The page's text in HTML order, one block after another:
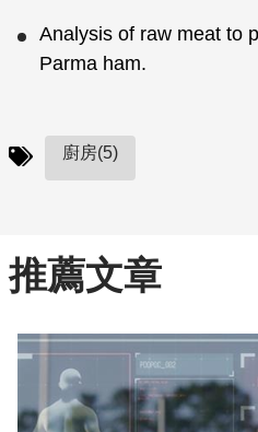
Analysis of raw meat to
Parma ham.
廚房(5)
推薦文章